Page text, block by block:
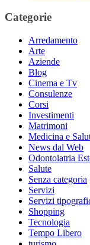
Categorie
Arredamento
Arte
Aziende
Blog
Cinema e Tv
Consulenze
Corsi
Investimenti
Matrimoni
Medicina e
News dal Web
Odontoiatria
Salute
Senza categoria
Servizi
Servizi
Shopping
Tecnologia
Tempo Libero